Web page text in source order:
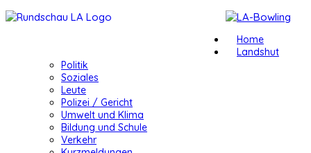
Home
Landshut
Politik
Soziales
Leute
Polizei / Gericht
Umwelt und Klima
Bildung und Schule
Verkehr